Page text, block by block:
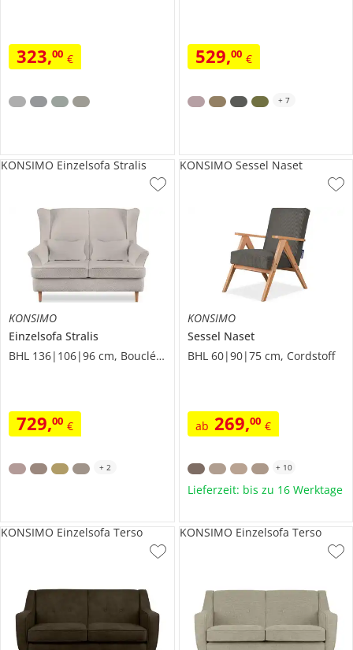
323,00 € 529,00 €
+ 7
KONSIMO
Einzelsofa Stralis
BHL 136|106|96 cm, Boucléstoff
729,00 €
KONSIMO Einzelsofa Stralis
+ 2
KONSIMO
Sessel Naset
BHL 60|90|75 cm, Cordstoff
ab 269,00 €
KONSIMO Sessel Naset
+ 10
Lieferzeit: bis zu 16 Werktage
KONSIMO Einzelsofa Terso KONSIMO Einzelsofa Terso